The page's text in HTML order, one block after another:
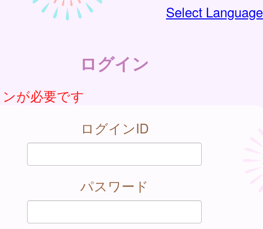
Select Language
ログイン
が必要です
ログインID
パスワード